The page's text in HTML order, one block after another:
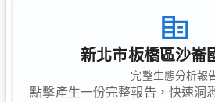
新北市板橋區沙崙
完整生態分析報
點擊產生一份完整報告，快速洞